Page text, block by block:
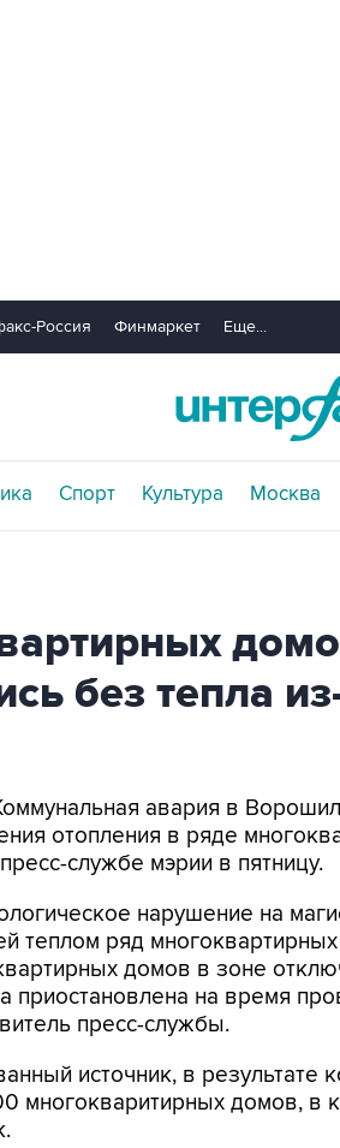
Россия Финмаркет Еще...
Спорт Культура Москва
без тепла
авария в
отопления в ряде
службе мэрии в пятницу.
нарушение на
теплом ряд
домов в зоне
приостановлена на время
пресс-службы.
источник, в результате
многокваритирных домов, в